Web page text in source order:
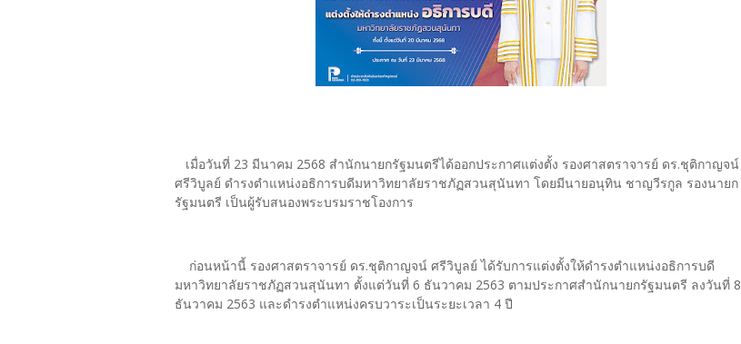
เมื่อวันที่ 23 มีนาคม 2568 สำนักนายกรัฐมนตรีได้ออกประกาศแต่งตั้ง รองศาสตราจารย์ ดร.ชุติกาญจน์
ศรีวิบูลย์ ดำรงตำแหน่งอธิการบดีมหาวิทยาลัยราชภัฏสวนสุนันทา โดยมีนายอนุทิน ชาญวีรกูล รองนายก
รัฐมนตรี เป็นผู้รับสนองพระบรมราชโองการ
ก่อนหน้านี้ รองศาสตราจารย์ ดร.ชุติกาญจน์ ศรีวิบูลย์ ได้รับการแต่งตั้งให้ดำรงตำแหน่งอธิการบดี
มหาวิทยาลัยราชภัฏสวนสุนันทา ตั้งแต่วันที่ 6 ธันวาคม 2563 ตามประกาศสำนักนายกรัฐมนตรี ลงวันที่ 8
ธันวาคม 2563 และดำรงตำแหน่งครบวาระเป็นระยะเวลา 4 ปี